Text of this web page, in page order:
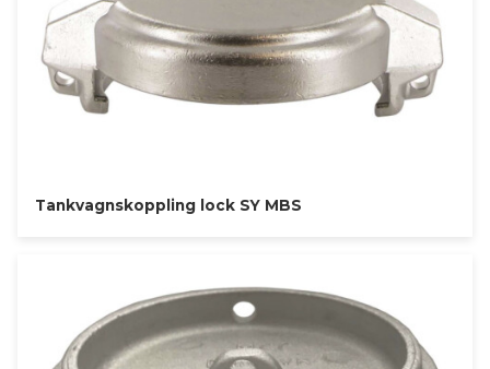
Tankvagnskoppling lock SY MBS